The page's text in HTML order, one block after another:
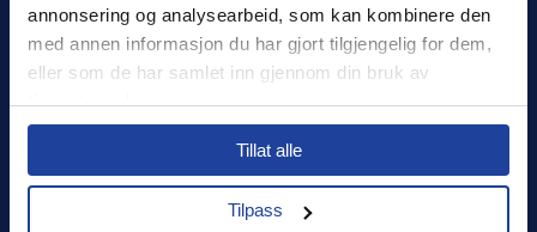
annonsering og analysearbeid, som kan kombinere den
med annen informasjon du har gjort tilgjengelig for dem,
eller som de har samlet inn gjennom din bruk av
tjenestene deres.
Tillat alle
Tilpass
Select your country to see content relevant to
you and your business.
Logg inn
Support
Personvern